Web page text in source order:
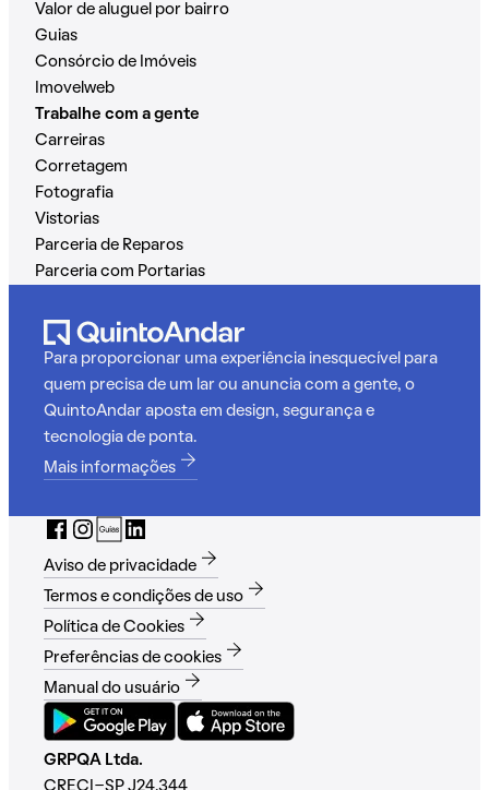
Valor de aluguel por bairro
Guias
Consórcio de Imóveis
Imovelweb
Trabalhe com a gente
Carreiras
Corretagem
Fotografia
Vistorias
Parceria de Reparos
Parceria com Portarias
Para proporcionar uma experiência inesquecível para
quem precisa de um lar ou anuncia com a gente, o
QuintoAndar aposta em design, segurança e
tecnologia de ponta.
Mais informações
Aviso de privacidade
Termos e condições de uso
Política de Cookies
Preferências de cookies
Manual do usuário
GRPQA Ltda.